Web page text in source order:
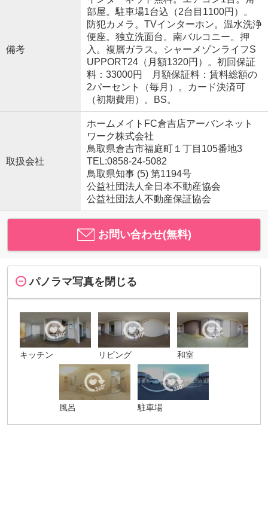
備考
部屋。駐車場1台込（2台目1100円）。
防犯カメラ。TVインターホン。温水洗浄
便座。独立洗面台。南バルコニー。押
入。複層ガラス。シャーメゾンライフS
UPPORT24（月額1320円）。初回保証
料：33000円 月額保証料：賃料総額の
2パーセント（毎月）。カード決済可
（初期費用）。BS。
取扱会社
ホームメイトFC倉吉店アーバンネット
ワーク株式会社
鳥取県倉吉市福庭町１丁目105番地3
TEL:0858-24-5082
鳥取県知事 (5) 第1194号
公益社団法人全日本不動産協会
公益社団法人不動産保証協会
お問い合わせ(無料)
パノラマ写真を閉じる
キッチン リビング 和室
風呂 駐車場